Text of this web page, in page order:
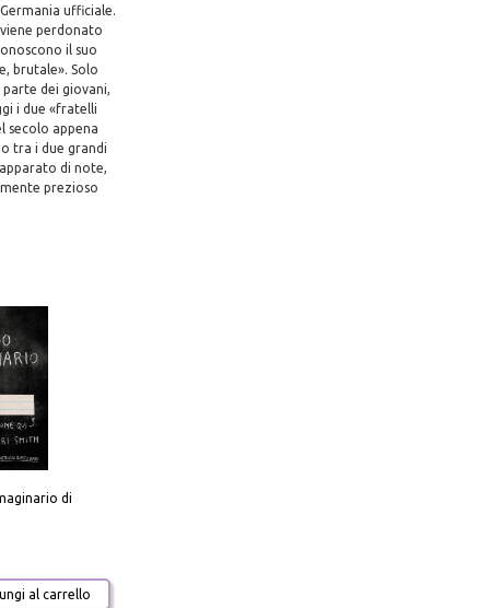
ufficiale.
perdonato
il suo
brutale». Solo
dei giovani,
i due «fratelli
secolo appena
tra i due grandi
di note,
prezioso
di
al carrello